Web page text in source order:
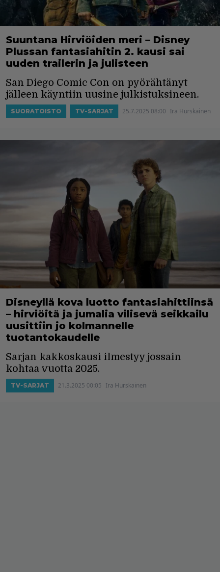
Suuntana Hirviöiden meri – Disney
Plussan fantasiahitin 2. kausi sai
uuden trailerin ja julisteen
San Diego Comic Con on pyörähtänyt
jälleen käyntiin uusine julkistuksineen.
SUORATOISTO TV-SARJAT 25.7.2025 08:00 Ira Hurskainen
Disneyllä kova luotto fantasiahittiinsä
– hirviöitä ja jumalia vilisevä seikkailu
uusittiin jo kolmannelle
tuotantokaudelle
Sarjan kakkoskausi ilmestyy jossain
kohtaa vuotta 2025.
TV-SARJAT 21.3.2025 00:05 Ira Hurskainen